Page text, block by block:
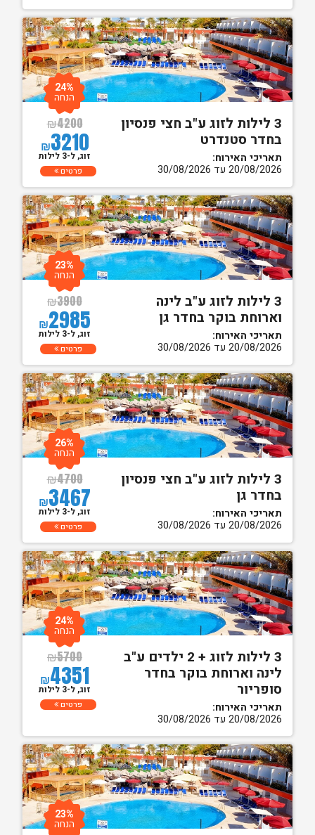
3 לילות לזוג ע"ב חצי פנסיון
בחדר סטנדרט
תאריכי האירוח:
20/08/2026 עד 30/08/2026
₪4200
₪3210
24%
הנחה
זוג, ל-3 לילות
פרטים
3 לילות לזוג ע"ב לינה
וארוחת בוקר בחדר גן
תאריכי האירוח:
20/08/2026 עד 30/08/2026
₪3900
₪2985
23%
הנחה
זוג, ל-3 לילות
פרטים
3 לילות לזוג ע"ב חצי פנסיון
בחדר גן
תאריכי האירוח:
20/08/2026 עד 30/08/2026
₪4700
₪3467
26%
הנחה
זוג, ל-3 לילות
פרטים
3 לילות לזוג + 2 ילדים ע"ב
לינה וארוחת בוקר בחדר
סופריור
תאריכי האירוח:
20/08/2026 עד 30/08/2026
₪5700
₪4351
24%
הנחה
זוג, ל-3 לילות
פרטים
23%
הנחה